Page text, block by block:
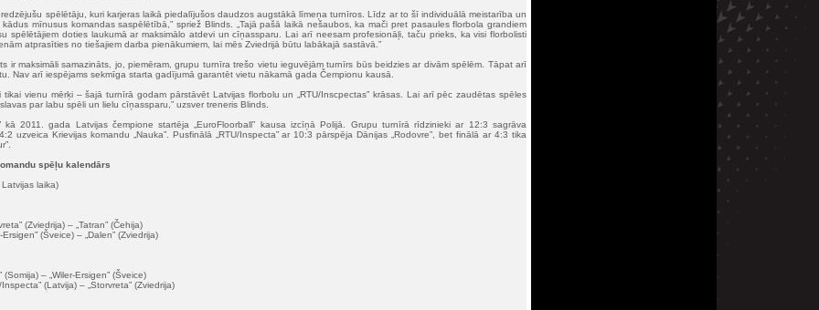
spēlētāju, kuri karjeras laikā piedalījušos daudzos augstākā līmeņa turnīros. Līdz ar to šī individuālā meistarība un
mīnusus komandas saspēlētībā,” spriež Blinds. „Tajā pašā laikā nešaubos, ka mači pret pasaules florbola grandiem
spēlētājiem doties laukumā ar maksimālo atdevi un cīņassparu. Lai arī neesam profesionāļi, taču prieks, ka visi florbolisti
atprasīties no tiešajiem darba pienākumiem, lai mēs Zviedrijā būtu labākajā sastāvā.”
ir maksimāli samazināts, jo, piemēram, grupu turnīra trešo vietu ieguvējām turnīrs būs beidzies ar divām spēlēm. Tāpat arī
Nav arī iespējams sekmīga starta gadījumā garantēt vietu nākamā gada Čempionu kausā.
tikai vienu mērķi – šajā turnīrā godam pārstāvēt Latvijas florbolu un „RTU/Inscpectas” krāsas. Lai arī pēc zaudētas spēles
par labu spēli un lielu cīņassparu,” uzsver treneris Blinds.
kā 2011. gada Latvijas čempione startēja „EuroFloorball” kausa izcīņā Polijā. Grupu turnīrā rīdzinieki ar 12:3 sagrāva
uzveica Krievijas komandu „Nauka”. Pusfinālā „RTU/Inspecta” ar 10:3 pārspēja Dānijas „Rodovre”, bet finālā ar 4:3 tika
spēļu kalendārs
laika)
(Zviedrija) – „Tatran” (Čehija)
(Šveice) – „Dalen” (Zviedrija)
– „Wiler-Ersigen” (Šveice)
(Latvija) – „Storvreta” (Zviedrija)